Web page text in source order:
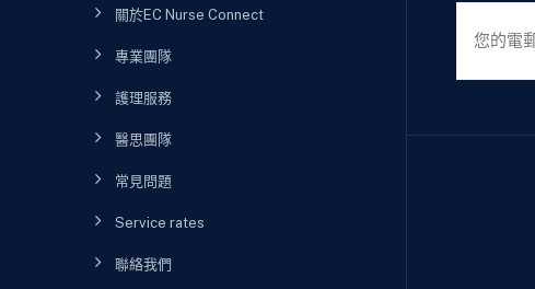
關於EC Nurse Connect
專業團隊
護理服務
醫思團隊
常見問題
Service rates
聯絡我們